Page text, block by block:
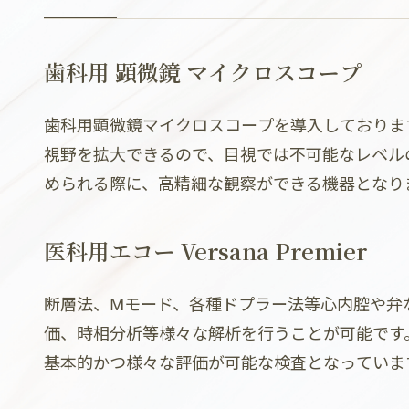
歯科用 顕微鏡 マイクロスコープ
歯科用顕微鏡マイクロスコープを導入しており
視野を拡大できるので、目視では不可能なレベ
められる際に、高精細な観察ができる機器となり
医科用エコー Versana Premier
断層法、Mモード、各種ドプラー法等心内腔や
価、時相分析等様々な解析を行うことが可能で
基本的かつ様々な評価が可能な検査となっていま